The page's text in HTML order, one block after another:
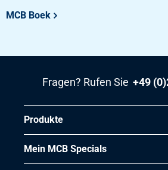
Rostfrei Schweißhelm Type A 1.4307
Wählen Sie
Artikelnummer
2430-0136-16833
Beschreibung
Rostfrei Schweißhelm EN10253-4
Stück pro KG
MCB Boek
Fragen? Rufen Sie +49
Produkte
Mein MCB Specials